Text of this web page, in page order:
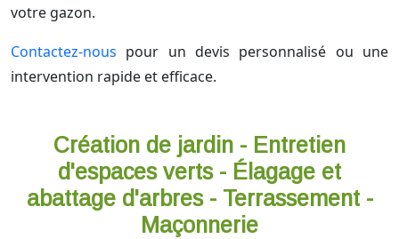
votre gazon.
Contactez-nous pour un devis personnalisé ou une
intervention rapide et efficace.
Création de jardin - Entretien
d'espaces verts - Élagage et
abattage d'arbres - Terrassement -
Maçonnerie